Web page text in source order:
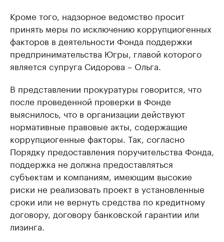
Кроме того, надзорное ведомство просит
принять меры по исключению коррупциогенных
факторов в деятельности Фонда поддержки
предпринимательства Югры, главой которого
является супруга Сидорова – Ольга.
В представлении прокуратуры говорится, что
после проведенной проверки в Фонде
выяснилось, что в организации действуют
нормативные правовые акты, содержащие
коррупциогенные факторы. Так, согласно
Порядку предоставления поручительства Фонда,
поддержка не должна предоставляться
субъектам и компаниям, имеющим высокие
риски не реализовать проект в установленные
сроки или не вернуть средства по кредитному
договору, договору банковской гарантии или
лизинга.